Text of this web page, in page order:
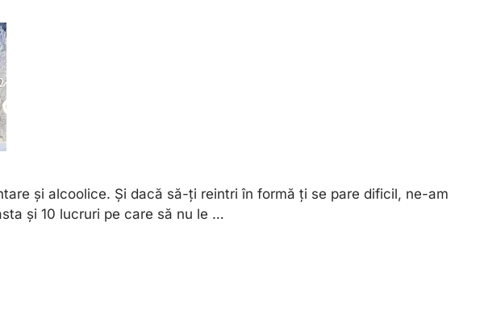
și alcoolice. Și dacă să-ți reintri în formă ți se pare dificil, ne-am
și 10 lucruri pe care să nu le …